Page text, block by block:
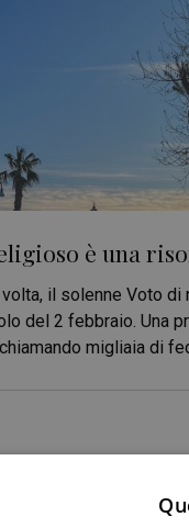
è una
il solenne Voto
del 2 febbraio. Una
migliaia di